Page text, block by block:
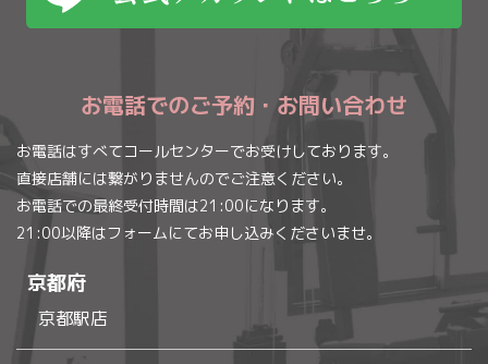
お電話でのご予約・お問い合わせ
お電話はすべてコールセンターでお受けしております。
直接店舗には繋がりませんのでご注意ください。
お電話での最終受付時間は21:00になります。
21:00以降はフォームにてお申し込みくださいませ。
京都府
京都駅店